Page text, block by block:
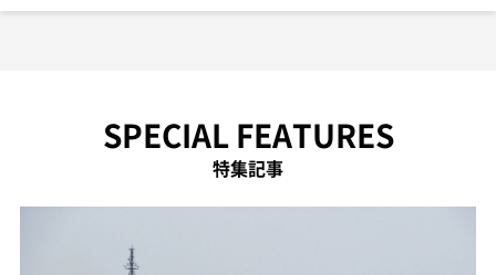
SPECIAL FEATURES
特集記事